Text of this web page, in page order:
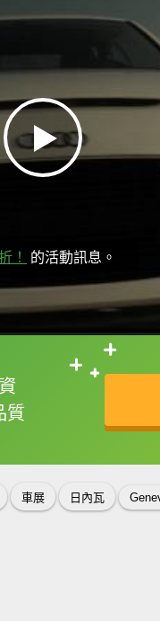
！ 的活動訊息。
質
字幕可以直接查字典
車展 日內瓦